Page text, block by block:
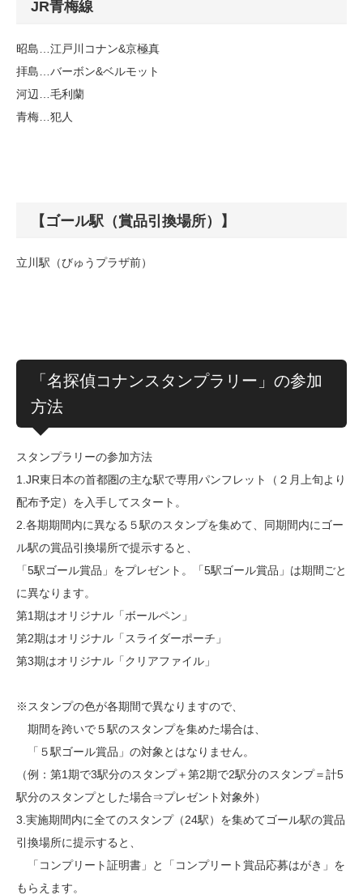
JR青梅線
昭島…江戸川コナン&京極真
拝島…バーボン&ベルモット
河辺…毛利蘭
青梅…犯人
【ゴール駅（賞品引換場所）】
立川駅（びゅうプラザ前）
「名探偵コナンスタンプラリー」の参加
方法
スタンプラリーの参加方法
1.JR東日本の首都圏の主な駅で専用パンフレット（２月上旬より
配布予定）を入手してスタート。
2.各期期間内に異なる５駅のスタンプを集めて、同期間内にゴー
ル駅の賞品引換場所で提示すると、
「5駅ゴール賞品」をプレゼント。「5駅ゴール賞品」は期間ごと
に異なります。
第1期はオリジナル「ボールペン」
第2期はオリジナル「スライダーポーチ」
第3期はオリジナル「クリアファイル」
※スタンプの色が各期間で異なりますので、
期間を跨いで５駅のスタンプを集めた場合は、
「５駅ゴール賞品」の対象とはなりません。
（例：第1期で3駅分のスタンプ＋第2期で2駅分のスタンプ＝計5
駅分のスタンプとした場合⇒プレゼント対象外）
3.実施期間内に全てのスタンプ（24駅）を集めてゴール駅の賞品
引換場所に提示すると、
「コンプリート証明書」と「コンプリート賞品応募はがき」を
もらえます。